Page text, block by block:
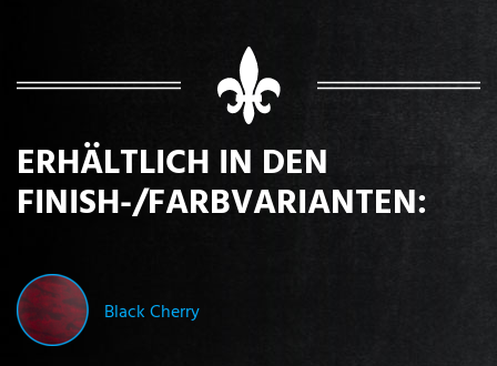
ERHÄLTLICH IN DEN
FINISH-/FARBVARIANTEN:
Black Cherry